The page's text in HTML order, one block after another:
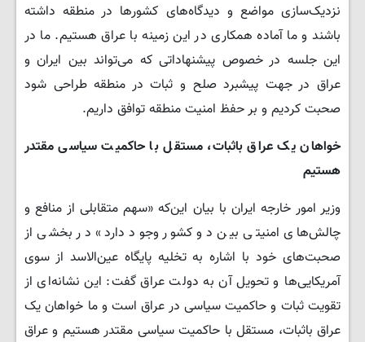
نزدیک‌سازی مواضع و دیدگاه‌های کشورها در منطقه داشته
باشند و ما آماده همکاری در این زمینه با عراق هستیم. ما در
این جلسه در خصوص پیشنهاداتی که می‌تواند بین ایران و
عراق در جهت پیشبرد صلح و ثبات در منطقه طراحی شود
صحبت کردیم و بر حفظ امنیت منطقه توافق داریم.
خواهان یک عراق باثبات، مستقل با حاکمیت سیاسی مقتدر
هستیم
وزیر امور خارجه ایران با بیان این‌که «سهم متقابلی از منافع و
چالش‌های امنیتی بین دو کشور وجود دارد» در بخشی از
صحبت‌های خود با اشاره به تخلیه پایگاه عین‌الاسد از سوی
آمریکایی‌ها و تحویل آن به دولت عراق گفت: این نشانه‌ای از
تقویت ثبات و حاکمیت سیاسی در عراق است و ما خواهان یک
عراق باثبات، مستقل با حاکمیت سیاسی مقتدر هستیم و عراق